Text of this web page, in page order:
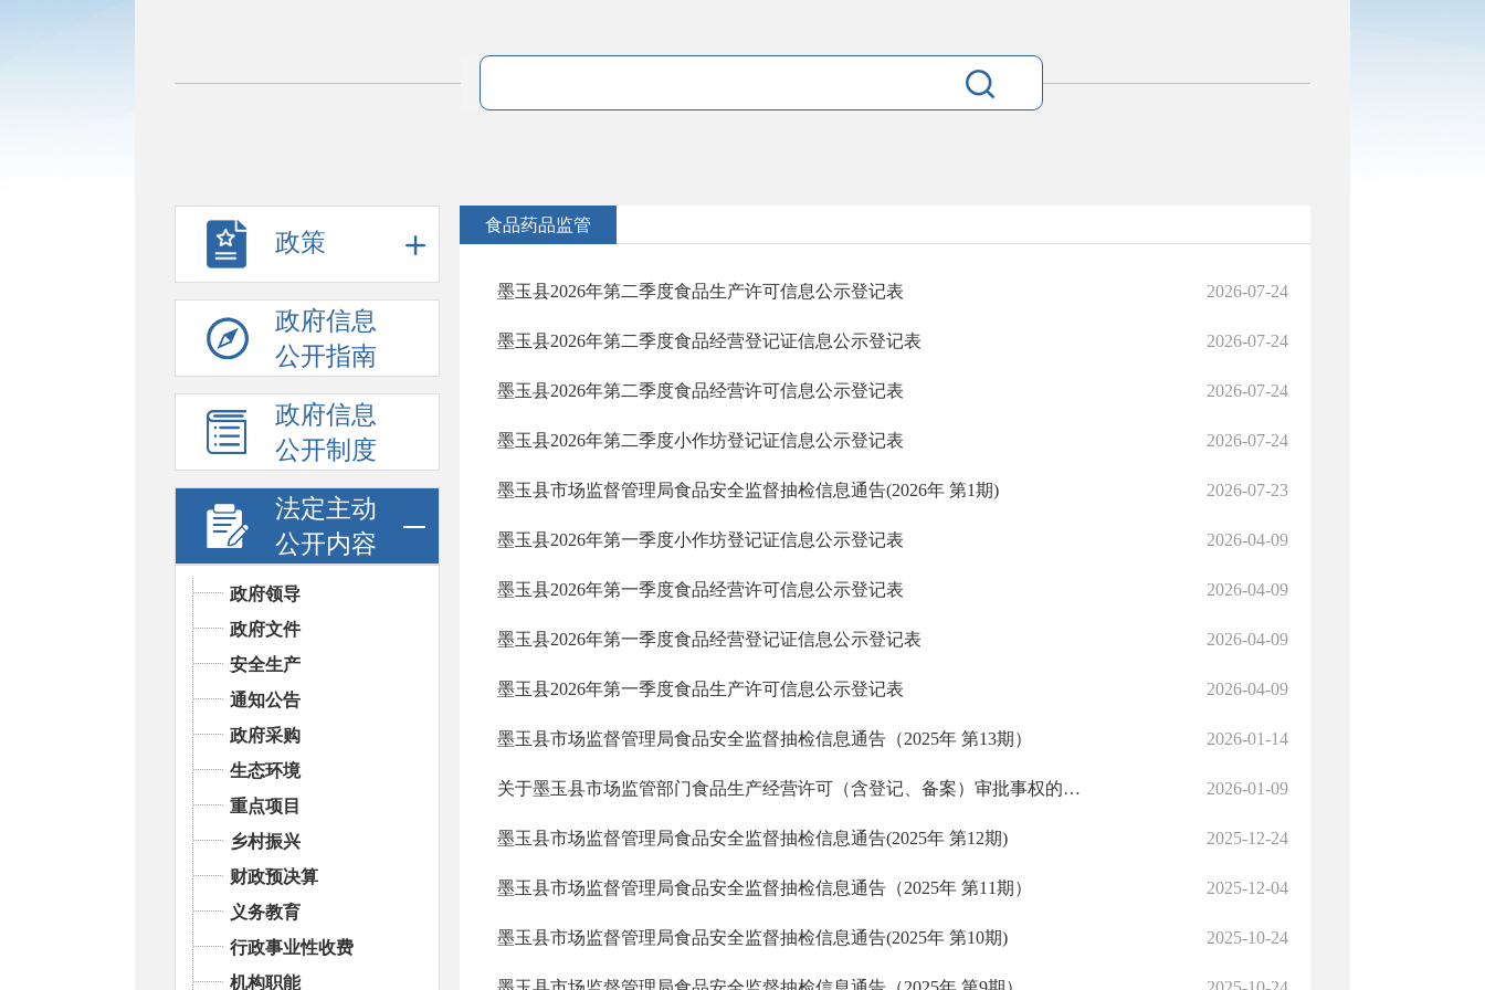
政策
政府信息
公开指南
政府信息
公开制度
法定主动
公开内容
政府领导
政府文件
安全生产
通知公告
政府采购
生态环境
重点项目
乡村振兴
财政预决算
义务教育
行政事业性收费
机构职能
食品药品监管
2026-07-24
墨玉县2026年第二季度食品生产许可信息公示登记表
2026-07-24
墨玉县2026年第二季度食品经营登记证信息公示登记表
2026-07-24
墨玉县2026年第二季度食品经营许可信息公示登记表
2026-07-24
墨玉县2026年第二季度小作坊登记证信息公示登记表
2026-07-23
墨玉县市场监督管理局食品安全监督抽检信息通告(2026年 第1期)
2026-04-09
墨玉县2026年第一季度小作坊登记证信息公示登记表
2026-04-09
墨玉县2026年第一季度食品经营许可信息公示登记表
2026-04-09
墨玉县2026年第一季度食品经营登记证信息公示登记表
2026-04-09
墨玉县2026年第一季度食品生产许可信息公示登记表
2026-01-14
墨玉县市场监督管理局食品安全监督抽检信息通告（2025年 第13期）
2026-01-09
关于墨玉县市场监管部门食品生产经营许可（含登记、备案）审批事权的公告
2025-12-24
墨玉县市场监督管理局食品安全监督抽检信息通告(2025年 第12期)
2025-12-04
墨玉县市场监督管理局食品安全监督抽检信息通告（2025年 第11期）
2025-10-24
墨玉县市场监督管理局食品安全监督抽检信息通告(2025年 第10期)